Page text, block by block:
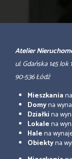
Atelier
ul. Gdańska 145 lok
90-536 Łódź
Mieszkania
Domyna
Działkina
Lokalena
Halena
Obiektyna